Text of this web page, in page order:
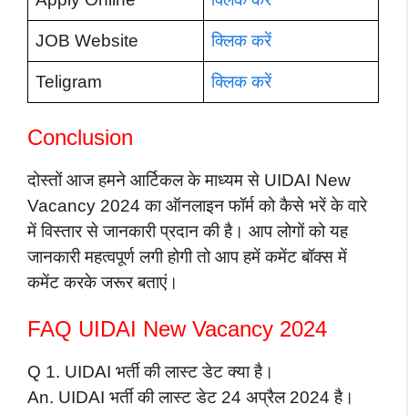
JOB Website क्लिक करें
Teligram क्लिक करें
Conclusion
दोस्तों आज हमने आर्टिकल के माध्यम से UIDAI New
Vacancy 2024 का ऑनलाइन फॉर्म को कैसे भरें के वारे
में विस्तार से जानकारी प्रदान की है। आप लोगों को यह
जानकारी महत्वपूर्ण लगी होगी तो आप हमें कमेंट बॉक्स में
कमेंट करके जरूर बताएं।
FAQ UIDAI New Vacancy 2024
Q 1. UIDAI भर्ती की लास्ट डेट क्या है।
An. UIDAI भर्ती की लास्ट डेट 24 अप्रैल 2024 है।